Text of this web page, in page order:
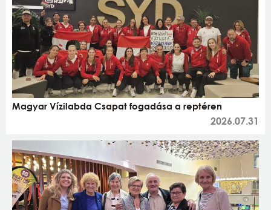
Magyar Vízilabda Csapat fogadása a reptéren
2026.07.31